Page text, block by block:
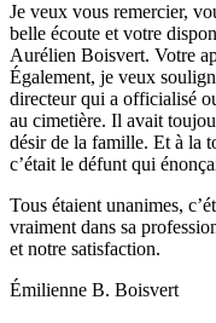
Je veux vous remercier,
belle écoute et votre
Aurélien Boisvert. Votre
Également, je veux
directeur qui a officialisé
au cimetière. Il avait
désir de la famille. Et à la
c’était le défunt qui
Tous étaient unanimes,
vraiment dans sa
et notre satisfaction.
Émilienne B. Boisvert